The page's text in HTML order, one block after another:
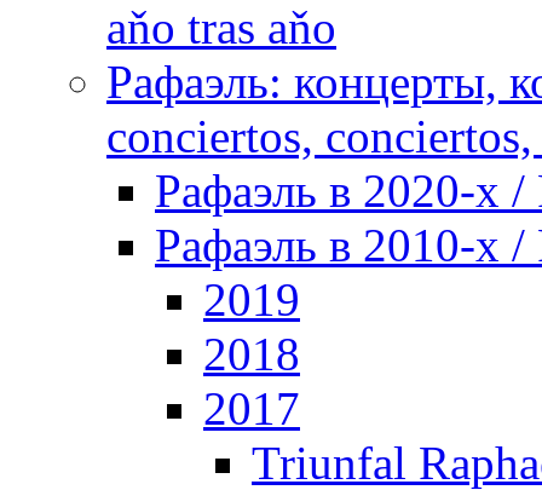
aňo tras aňo
Рафаэль: концерты,
conciertos,
Рафаэль в 2020-х /
Рафаэль в 2010-х /
2019
2018
2017
Triunfal